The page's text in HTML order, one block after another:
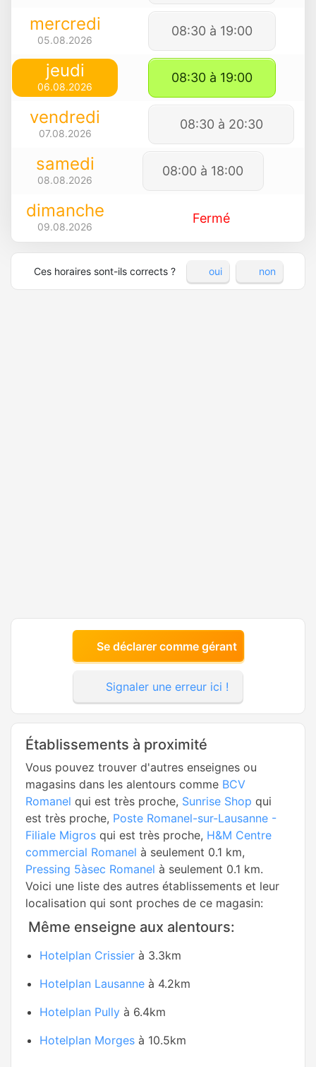
mercredi
05.08.2026
08:30 à 19:00
jeudi
06.08.2026
08:30 à 19:00
vendredi
07.08.2026
08:30 à 20:30
samedi
08.08.2026
08:00 à 18:00
dimanche
09.08.2026
Fermé
Ces horaires sont-ils corrects ? oui non
Se déclarer comme gérant
Signaler une erreur ici !
Établissements à proximité
Vous pouvez trouver d'autres enseignes ou
magasins dans les alentours comme BCV
Romanel qui est très proche, Sunrise Shop qui
est très proche, Poste Romanel-sur-Lausanne -
Filiale Migros qui est très proche, H&M Centre
commercial Romanel à seulement 0.1 km,
Pressing 5àsec Romanel à seulement 0.1 km.
Voici une liste des autres établissements et leur
localisation qui sont proches de ce magasin:
Même enseigne aux alentours:
Hotelplan Crissier à 3.3km
Hotelplan Lausanne à 4.2km
Hotelplan Pully à 6.4km
Hotelplan Morges à 10.5km